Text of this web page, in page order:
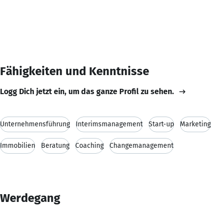
Fähigkeiten und Kenntnisse
Logg Dich jetzt ein, um das ganze Profil zu sehen.
Unternehmensführung Interimsmanagement Start-up Marketing
Immobilien Beratung Coaching Changemanagement
Werdegang